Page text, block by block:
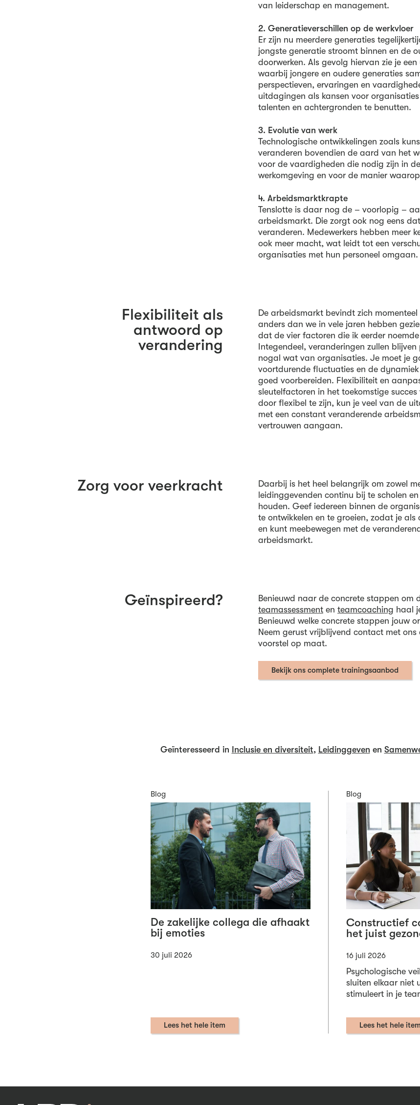
van leiderschap en management.
2. Generatieverschillen op de werkvloer
Er zijn nu meerdere generaties
jongste generatie stroomt binnen en de
doorwerken. Als gevolg hiervan zie je
waarbij jongere en oudere generaties
perspectieven, ervaringen en
uitdagingen als kansen voor
talenten en achtergronden te benutten.
3. Evolutie van werk
Technologische ontwikkelingen zoals
veranderen bovendien de aard van het
voor de vaardigheden die nodig zijn in
werkomgeving en voor de manier
4. Arbeidsmarktkrapte
Tenslotte is daar nog de – voorlopig –
arbeidsmarkt. Die zorgt ook nog eens
veranderen. Medewerkers hebben meer
ook meer macht, wat leidt tot een
organisaties met hun personeel omgaan.
Flexibiliteit als
antwoord op
verandering
De arbeidsmarkt bevindt zich
anders dan we in vele jaren hebben
dat de vier factoren die ik eerder
Integendeel, veranderingen zullen
nogal wat van organisaties. Je moet je
voortdurende fluctuaties en de
goed voorbereiden. Flexibiliteit en
sleutelfactoren in het toekomstige
door flexibel te zijn, kun je veel van de
met een constant veranderende
vertrouwen aangaan.
Zorg voor veerkracht
Daarbij is het heel belangrijk om zowel
leidinggevenden continu bij te scholen
houden. Geef iedereen binnen de
te ontwikkelen en te groeien, zodat je
en kunt meebewegen met de
arbeidsmarkt.
Geïnspireerd?
Benieuwd naar de concrete stappen om
teamassessment en teamcoaching haal
Benieuwd welke concrete stappen jouw
Neem gerust vrijblijvend contact met
voorstel op maat.
Bekijk ons complete trainingsaanbod
Geïnteresseerd in Inclusie en diversiteit, Leidinggeven en
Blog
De zakelijke collega die afhaakt
bij emoties
30 juli 2026
Lees het hele item
Blog
Constructief
het juist
16 juli 2026
Psychologische
sluiten elkaar niet
stimuleert in je
Lees het hele item